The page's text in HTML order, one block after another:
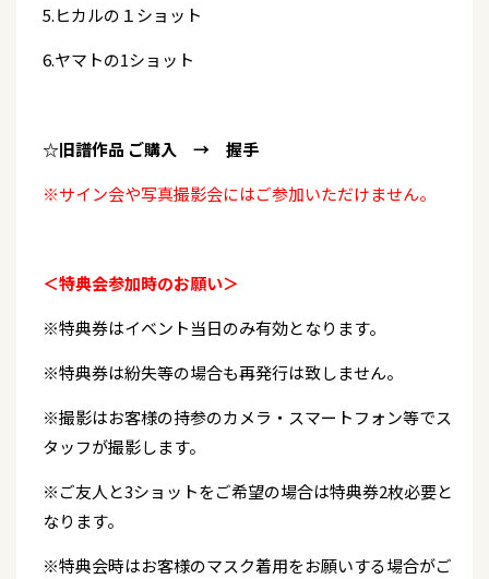
5.ヒカルの１ショット
6.ヤマトの1ショット
☆旧譜作品 ご購入 → 握手
※サイン会や写真撮影会にはご参加いただけません。
＜特典会参加時のお願い＞
※特典券はイベント当日のみ有効となります。
※特典券は紛失等の場合も再発行は致しません。
※撮影はお客様の持参のカメラ・スマートフォン等でス
タッフが撮影します。
※ご友人と3ショットをご希望の場合は特典券2枚必要と
なります。
※特典会時はお客様のマスク着用をお願いする場合がご